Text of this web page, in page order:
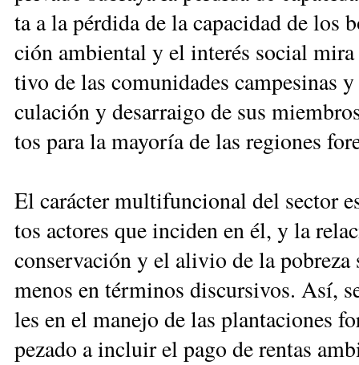
ta a la pér­di­da de la ca­pa­ci­dad de los
ción am­bien­tal y el in­te­rés so­cial
ti­vo de las co­mu­ni­da­des cam­pe­si­nas
cu­la­ción y de­sa­rrai­go de sus
tos pa­ra la ma­yo­ría de las re­gio­nes
El ca­rác­ter mul­ti­fun­cio­nal del sec­tor
tos ac­to­res que in­ci­den en él, y la
con­ser­va­ción y el ali­vio de la
me­nos en tér­mi­nos dis­cur­si­vos. Así,
les en el ma­ne­jo de las plan­ta­cio­nes
pe­za­do a in­cluir el pa­go de ren­tas